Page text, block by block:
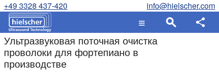
+49 3328 437-420 info@hielscher.com
Ультразвуковая поточная очистка
проволоки для фортепиано в
производстве